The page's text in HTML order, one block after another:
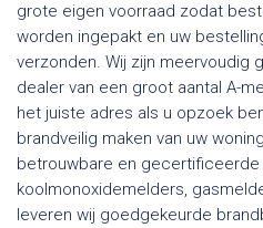
grote eigen voorraad zodat
worden ingepakt en uw
verzonden. Wij zijn meervoudig
dealer van een groot aantal A-
het juiste adres als u opzoek
brandveilig maken van uw
betrouwbare en gecertificeerde
koolmonoxidemelders,
leveren wij goedgekeurde